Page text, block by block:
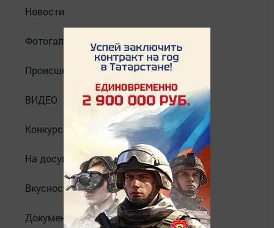
Новости
Фотогалерея
Происшествия
ВИДЕО
Конкурсы
На досуге
Вкусности
Документы